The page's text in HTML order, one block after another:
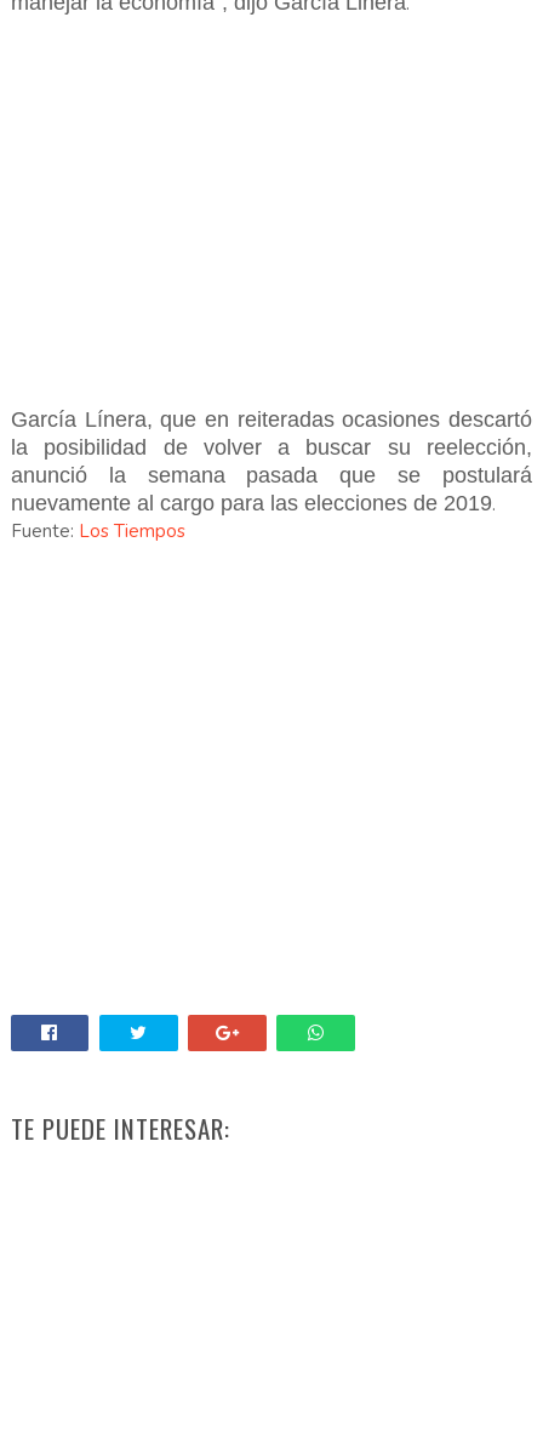
García Línera, que en reiteradas ocasiones descartó
la posibilidad de volver a buscar su reelección,
anunció la semana pasada que se postulará
nuevamente al cargo para las elecciones de 2019.
Fuente: Los Tiempos
TE PUEDE INTERESAR: